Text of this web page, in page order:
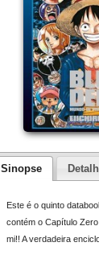
Sinopse
Este é o quinto
contém o Capítulo
mi!! A verdadeira